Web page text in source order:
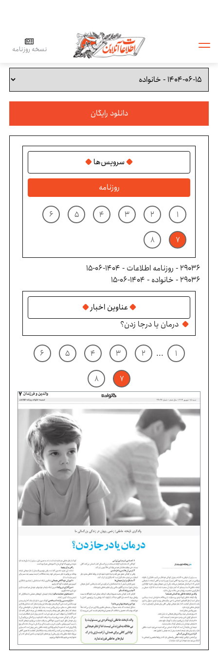
نسخه روزنامه
دانلود رایگان
سرویس‌ها
روزنامه
۱ ۲ ۳ ۴ ۵ ۶
۷ ۸
29036 - روزنامه اطلاعات - ۱۴۰۴-۰۶-۱۵
29036 - خانواده - ۱۴۰۴-۰۶-۱۵
عناوین اخبار
درمان یا درجا زدن؟
۱ ... ۲ ۳ ۴ ۵ ۶
۷ ۸